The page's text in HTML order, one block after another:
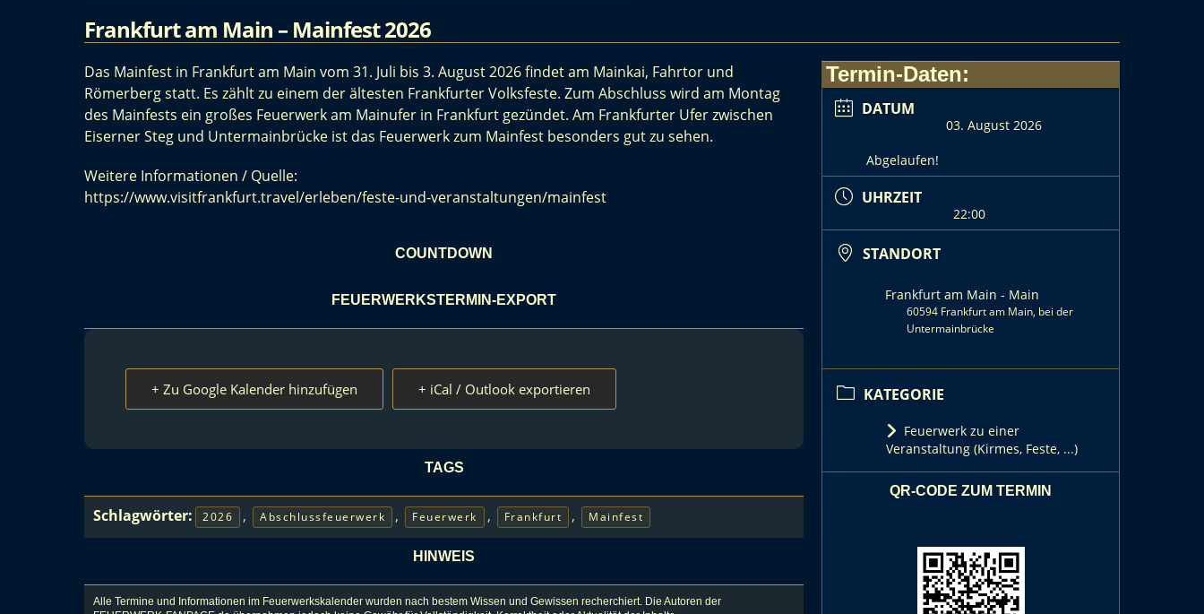
Frankfurt am Main – Mainfest 2026
Das Mainfest in Frankfurt am Main vom 31. Juli bis 3. August 2026 findet am Mainkai, Fahrtor und
Römerberg statt. Es zählt zu einem der ältesten Frankfurter Volksfeste. Zum Abschluss wird am Montag
des Mainfests ein großes Feuerwerk am Mainufer in Frankfurt gezündet. Am Frankfurter Ufer zwischen
Eiserner Steg und Untermainbrücke ist das Feuerwerk zum Mainfest besonders gut zu sehen.
Weitere Informationen / Quelle:
https://www.visitfrankfurt.travel/erleben/feste-und-veranstaltungen/mainfest
COUNTDOWN
FEUERWERKSTERMIN-EXPORT
+ Zu Google Kalender hinzufügen + iCal / Outlook exportieren
TAGS
Schlagwörter: 2026 , Abschlussfeuerwerk , Feuerwerk , Frankfurt , Mainfest
HINWEIS
Alle Termine und Informationen im Feuerwerkskalender wurden nach bestem Wissen und Gewissen recherchiert. Die Autoren der
Termin-Daten:
DATUM
03. August 2026
Abgelaufen!
UHRZEIT
22:00
STANDORT
Frankfurt am Main - Main
60594 Frankfurt am Main, bei der
Untermainbrücke
KATEGORIE
Feuerwerk zu einer
Veranstaltung (Kirmes, Feste, ...)
QR-CODE ZUM TERMIN